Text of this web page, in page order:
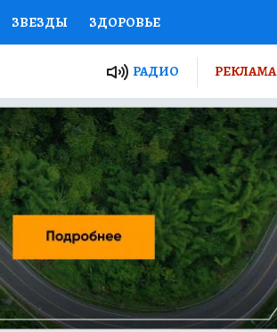
ЗВЕЗДЫ ЗДОРОВЬЕ
ПРОЕКТЫ РОССИИ
СЕКРЕТЫ ПУТЕВОДИТЕЛЬ
ДЕФИЦИТ ЖЕЛЕЗА ТУРИЗМ
ГИД ПОТРЕБИТЕЛЯ ВСЕ О КП
РАДИО РЕКЛАМА